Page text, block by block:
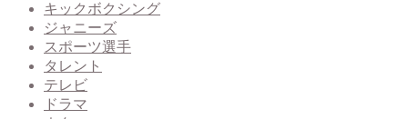
キックボクシング
ジャニーズ
スポーツ選手
タレント
テレビ
ドラマ